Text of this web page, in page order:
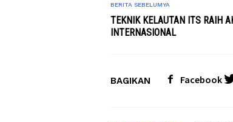
BERITA SEBELUMYA
TEKNIK KELAUTAN ITS RAIH
INTERNASIONAL
BAGIKAN Facebook